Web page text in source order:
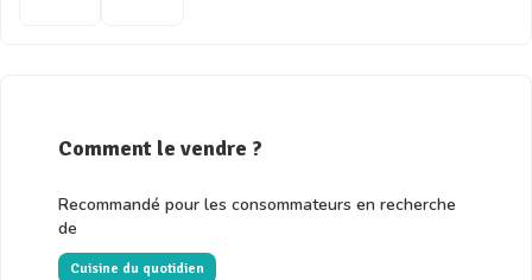
Comment le vendre ?
Recommandé pour les consommateurs en recherche
de
Cuisine du quotidien